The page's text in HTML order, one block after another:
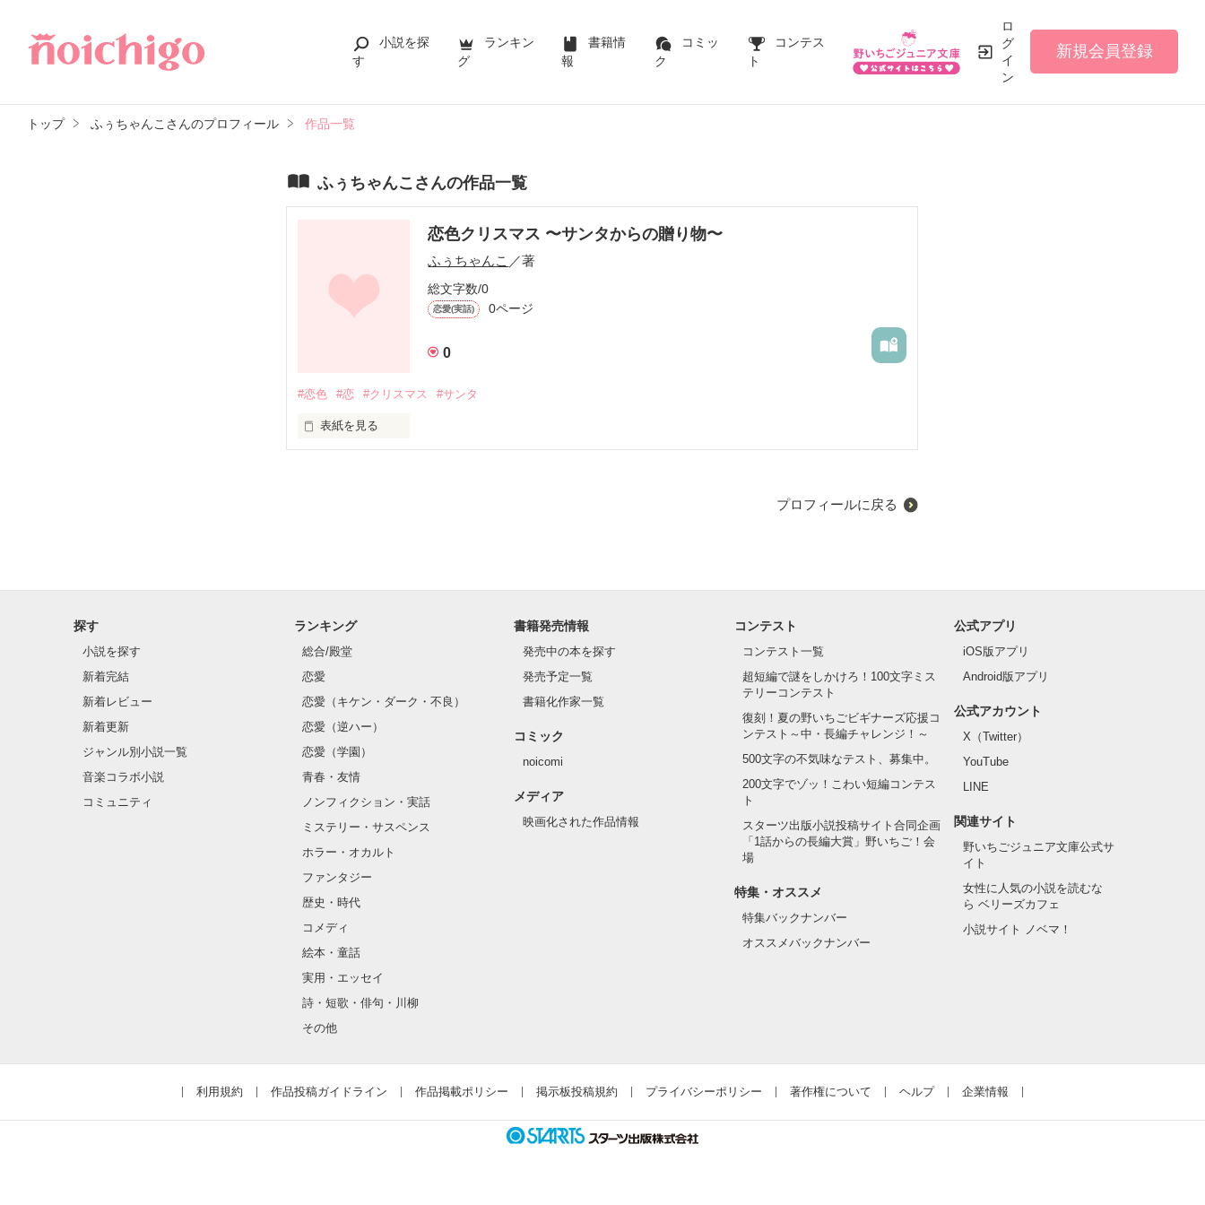
小説を探
す
ランキン
グ
書籍情
報
コミッ
ク
コンテス
ト
ロ
グ
イ
ン
新規会員登録
トップ ふぅちゃんこさんのプロフィール 作品一覧
ふぅちゃんこさんの作品一覧
恋色クリスマス 〜サンタからの贈り物〜
ふぅちゃんこ ／著
総文字数/0
恋愛(実話) 0ページ
0
#恋色 #恋 #クリスマス #サンタ
表紙を見る
プロフィールに戻る
探す
小説を探す
新着完結
新着レビュー
新着更新
ジャンル別小説一覧
音楽コラボ小説
コミュニティ
ランキング
総合/殿堂
恋愛
恋愛（キケン・ダーク・不良）
恋愛（逆ハー）
恋愛（学園）
青春・友情
ノンフィクション・実話
ミステリー・サスペンス
ホラー・オカルト
ファンタジー
歴史・時代
コメディ
絵本・童話
実用・エッセイ
詩・短歌・俳句・川柳
その他
書籍発売情報
発売中の本を探す
発売予定一覧
書籍化作家一覧
コミック
noicomi
メディア
映画化された作品情報
コンテスト
コンテスト一覧
超短編で謎をしかけろ！100文字ミス
テリーコンテスト
復刻！夏の野いちごビギナーズ応援コ
ンテスト～中・長編チャレンジ！～
500文字の不気味なテスト、募集中。
200文字でゾッ！こわい短編コンテス
ト
スターツ出版小説投稿サイト合同企画
「1話からの長編大賞」野いちご！会
場
特集・オススメ
特集バックナンバー
オススメバックナンバー
公式アプリ
iOS版アプリ
Android版アプリ
公式アカウント
X（Twitter）
YouTube
LINE
関連サイト
野いちごジュニア文庫公式サ
イト
女性に人気の小説を読むな
ら ベリーズカフェ
小説サイト ノベマ！
利用規約 作品投稿ガイドライン 作品掲載ポリシー 掲示板投稿規約 プライバシーポリシー 著作権について ヘルプ 企業情報